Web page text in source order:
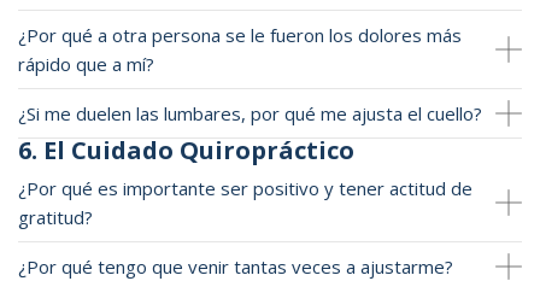
¿Por qué a otra persona se le fueron los dolores más
rápido que a mí?
¿Si me duelen las lumbares, por qué me ajusta el cuello?
6. El Cuidado Quiropráctico
¿Por qué es importante ser positivo y tener actitud de
gratitud?
¿Por qué tengo que venir tantas veces a ajustarme?